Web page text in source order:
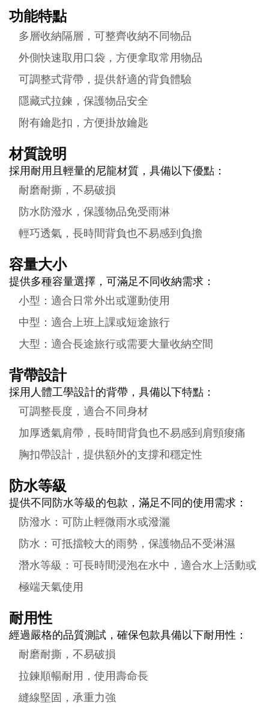
功能特點
多層收納隔層，可整齊收納不同物品
外側快速取用口袋，方便拿取常用物品
可調整式背帶，提供舒適的背負體驗
隱藏式拉鍊，保護物品安全
附有鑰匙扣，方便掛放鑰匙
材質說明
採用耐用且輕量的尼龍材質，具備以下優點：
耐磨耐撕，不易破損
防水防潑水，保護物品免受雨淋
輕巧透氣，長時間背負也不易感到負擔
容量大小
提供多種容量選擇，可滿足不同收納需求：
小型：適合日常外出或運動使用
中型：適合上班上課或短途旅行
大型：適合長途旅行或需要大量收納空間
背帶設計
採用人體工學設計的背帶，具備以下特點：
可調整長度，適合不同身材
加厚透氣肩帶，長時間背負也不易感到肩頸痠痛
胸扣帶設計，提供額外的支撐和穩定性
防水等級
提供不同防水等級的包款，滿足不同的使用需求：
防潑水：可防止輕微雨水或潑灑
防水：可抵擋較大的雨勢，保護物品不受淋濕
潛水等級：可長時間浸泡在水中，適合水上活動或
極端天氣使用
耐用性
經過嚴格的品質測試，確保包款具備以下耐用性：
耐磨耐撕，不易破損
拉鍊順暢耐用，使用壽命長
縫線堅固，承重力強